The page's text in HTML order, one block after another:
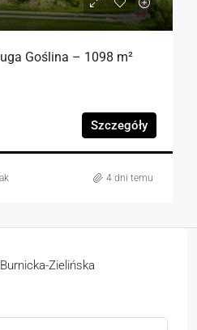
Goślina – 1098 m²
Szczegóły
4 dni temu
Zielińska